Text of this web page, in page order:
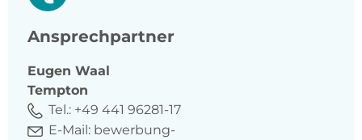
Ansprechpartner
Eugen Waal
Tempton
Tel.: +49 441 96281-17
E-Mail: bewerbung-